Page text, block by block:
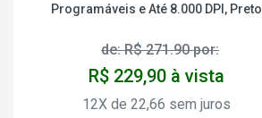
Programáveis e Até 8.000 DPI, Preto
de: R$ 271.90 por:
R$ 229,90 à vista
12X de 22,66 sem juros